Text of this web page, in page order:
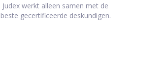
Judex werkt alleen samen met de
beste gecertificeerde deskundigen.